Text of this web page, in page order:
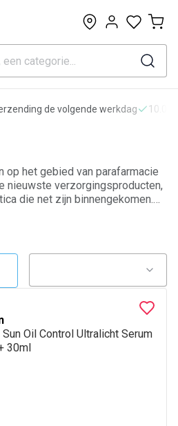
0
de volgende werkdag
op het gebied van parafarmacie
nieuwste verzorgingsproducten,
die net zijn binnengekomen.
producten te ontdekken,
juiste verzorgingsproducten
en blijf op de hoogte van de
Sun Oil Control Ultralicht Serum
30ml